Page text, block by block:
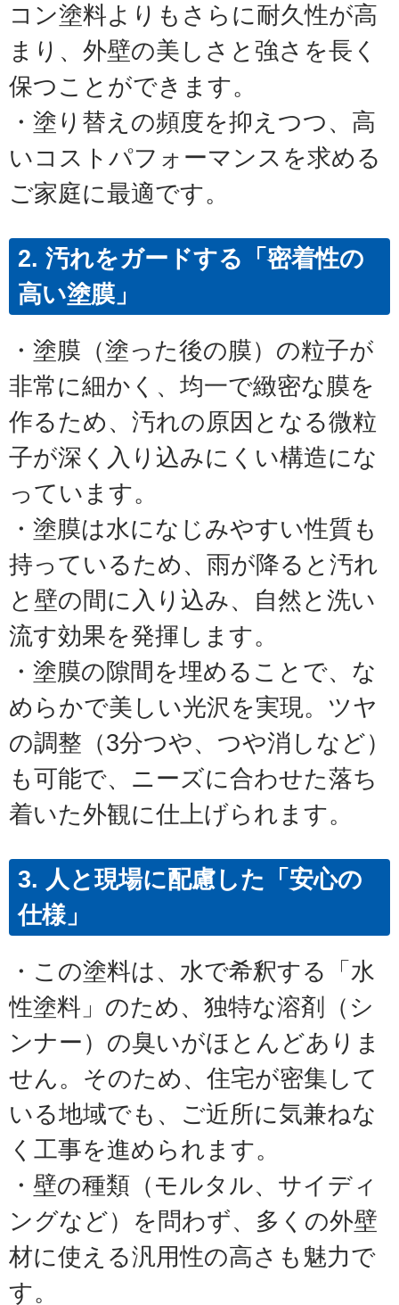
コン塗料よりもさらに耐久性が高
まり、外壁の美しさと強さを長く
保つことができます。
・塗り替えの頻度を抑えつつ、高
いコストパフォーマンスを求める
ご家庭に最適です。
2. 汚れをガードする「密着性の
高い塗膜」
・塗膜（塗った後の膜）の粒子が
非常に細かく、均一で緻密な膜を
作るため、汚れの原因となる微粒
子が深く入り込みにくい構造にな
っています。
・塗膜は水になじみやすい性質も
持っているため、雨が降ると汚れ
と壁の間に入り込み、自然と洗い
流す効果を発揮します。
・塗膜の隙間を埋めることで、な
めらかで美しい光沢を実現。ツヤ
の調整（3分つや、つや消しなど）
も可能で、ニーズに合わせた落ち
着いた外観に仕上げられます。
3. 人と現場に配慮した「安心の
仕様」
・この塗料は、水で希釈する「水
性塗料」のため、独特な溶剤（シ
ンナー）の臭いがほとんどありま
せん。そのため、住宅が密集して
いる地域でも、ご近所に気兼ねな
く工事を進められます。
・壁の種類（モルタル、サイディ
ングなど）を問わず、多くの外壁
材に使える汎用性の高さも魅力で
す。